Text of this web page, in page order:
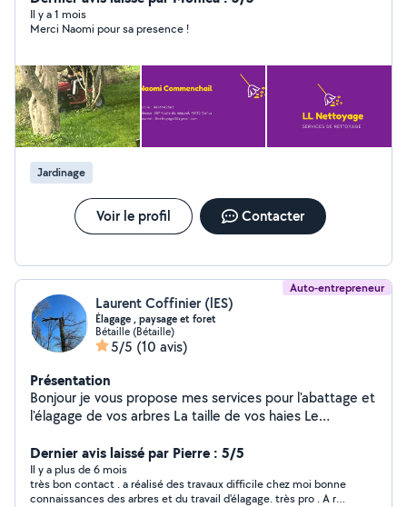
en CESU
Il y a 1 mois
Merci Naomi pour sa presence !
Jardinage
Voir le profil Contacter
Auto-entrepreneur
Laurent Coffinier (lES)
Élagage , paysage et foret
Bétaille (Bétaille)
5/5 (10 avis)
Présentation
Bonjour je vous propose mes services pour l'abattage et
l'élagage de vos arbres La taille de vos haies Le
de vos terrasses et allées Diplômé et 15 ans
d'expériences N'hésitez pas à me laisser vos
coordonnées en messages je vous rappellerai
Dernier avis laissé par Pierre : 5/5
Il y a plus de 6 mois
très bon contact . a réalisé des travaux difficile chez moi bonne
connaissances des arbres et du travail d'élagage. très pro . A ré